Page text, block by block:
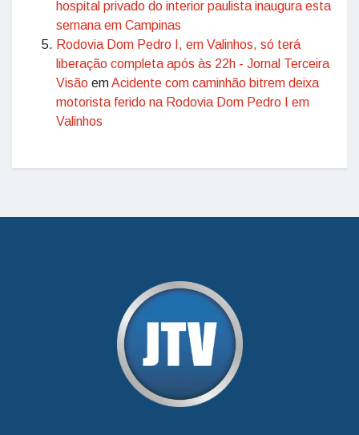
hospital privado do interior paulista inaugura esta
semana em Campinas
Rodovia Dom Pedro I, em Valinhos, só terá
liberação completa após às 22h - Jornal Terceira
Visão emAcidente com caminhão bitrem deixa
motorista ferido na Rodovia Dom Pedro I em
Valinhos